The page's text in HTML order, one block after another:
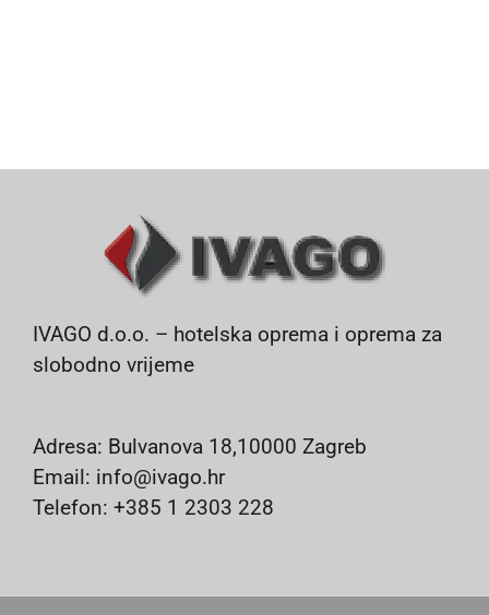
IVAGO d.o.o. – hotelska oprema i oprema za
slobodno vrijeme
Adresa: Bulvanova 18,10000 Zagreb
Email: info@ivago.hr
Telefon: +385 1 2303 228